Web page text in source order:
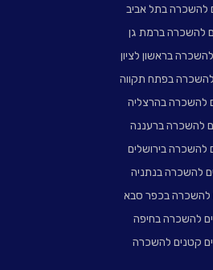
להשכרה בתל אביב
להשכרה ברמת גן
בראשון לציון
בפתח תקווה
להשכרה בהרצליה
להשכרה ברעננה
להשכרה בירושלים
להשכרה בנתניה
להשכרה בכפר סבא
להשכרה בחיפה
קטנים להשכרה